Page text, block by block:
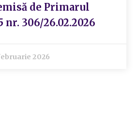
de Primarul
nr. 306/26.02.2026
2026